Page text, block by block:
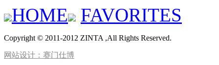
HOME FAVORITES
Copyright © 2011-2012 ZINTA ,All Rights Reserved.
网站设计：赛门仕博